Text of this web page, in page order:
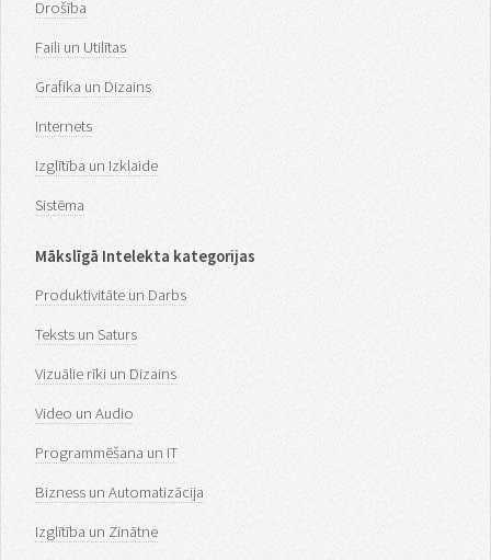
Drošība
Faili un Utilītas
Grafika un Dizains
Internets
Izglītība un Izklaide
Sistēma
Mākslīgā Intelekta kategorijas
Produktivitāte un Darbs
Teksts un Saturs
Vizuālie rīki un Dizains
Video un Audio
Programmēšana un IT
Bizness un Automatizācija
Izglītība un Zinātne